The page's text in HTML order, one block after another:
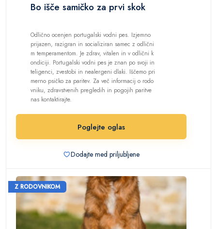
Bo išče samičko za prvi skok
Odlično ocenjen portugalski vodni pes. Izjemno
prijazen, razigran in socializiran samec z odlični
m temperamentom. Je zdrav, vitalen in v odlični k
ondiciji. Portugalski vodni pes je znan po svoji in
teligenci, zvestobi in nealergeni dlaki. Iščemo pri
merno psičko za paritev. Za več informacij o rodo
vniku, zdravstvenih pregledih in pogojih paritve
nas kontaktirajte.
Poglejte oglas
Dodajte med priljubljene
Z RODOVNIKOM